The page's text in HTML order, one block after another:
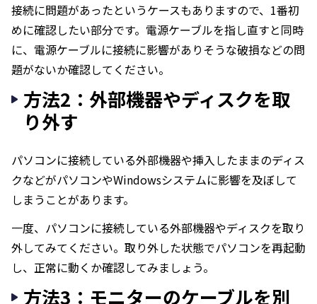
接続に問題があったというケースもありますので、1番初
めに確認したい部分です。電源ケーブルを指し直すと同時
に、電源ケーブルに接続に影響がありそうな破損などの問
題がないか確認してください。
方法2：外部機器やディスクを取
り外す
パソコンに接続している外部機器や挿入したままのディス
クなどがパソコンやWindowsシステムに影響を及ぼして
しまうことがあります。
一度、パソコンに接続している外部機器やディスクを取り
外してみてください。取り外した状態でパソコンを再起動
し、正常に動くか確認してみましょう。
方法3：モニターのケーブルを別